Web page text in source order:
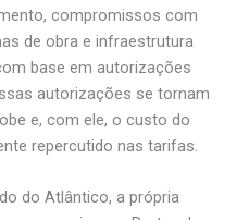
compromissos com
de obra e infraestrutura
base em autorizações
autorizações se tornam
e, com ele, o custo do
repercutido nas tarifas.
do Atlântico, a própria